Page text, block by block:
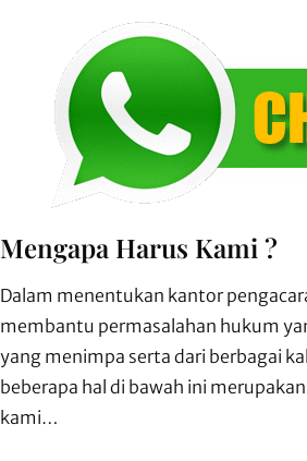
Mengapa Harus Kami ?
Dalam menentukan kantor
membantu permasalahan hukum
yang menimpa serta dari berbagai
beberapa hal di bawah ini
kami…